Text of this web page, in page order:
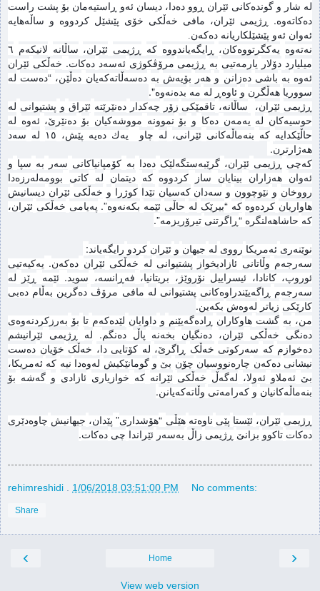
لە شار و گوندەکانی ئێران ڕوو دەدا، دیسان ئەو ڕاستیەمان بۆ پشت راست
دەکاتەوە. ڕژیمی ئێران، مافی خەڵکی خۆی پێشێل کردووە و ساڵەهایە
ئەوان ئەو پێشێلکاریانە دەکەن
نەتەوە یەکگرتووەکان، ڕایگەیاندووە کە ڕژیمی ئێران، ساڵانە لانیکەم ٦
میلیارد دۆلار یارمەتیی بە ڕژیمی مرۆڤکوژی ئەسەد دەکات. خەڵکی ئێران
ئەوە بە باشی دەزانن و هەر بۆیەش بە دەسەڵاتەکەیان دەڵێن، “دەست لە
سووریا هەڵگرن و ئاوەڕ لە مە بدەنەوە".
ڕژیمی ئێران، ساڵانه، تاقمێكی زۆر چەکدار دەنێرێتە ئێراق و پشتیوانی لە
حوسیەکان لە یەمەن دەکا و بۆ نموونە مووشەکیان بۆ دەنێرێ، ئەوە لە
حاڵێکدایە کە بنەماڵەکانی ئێرانی، لە چاو یهك دهیه پێش، ١٥ لە سەد
هەژارترن.
کەچی ڕژیمی ئێران، گرێبەستگەلێک دەدا بە کۆمپانیاکانی سەر بە سپا و
ئەوان
هەزاران بینایان ساز کردووە کە دیتمان لە کاتی
بوومەلەرزەدا
رووخان و نێوچوون و سەدان کەسیان تێدا کوژرا و خەڵکی ئێران دیسانیش
هاواریان کردەوە کە “بیرێک لە حاڵی ئێمە بکەنەوە”. پەیامی خەڵکی ئێران،
کە حاشاهەلنگرە “ ڕاگرتنی تیرۆریزمە”.
نوێنەری ئەمریکا رووی لە جیهان و ئێران کردو رایگەیاند :
سەرجەم وڵاتانی ئازادیخواز پشتیوانی لە خەڵکی ئێران دەکەن. یەکیەتیی
ئوروپ، کانادا، ئیسراییل نۆروێژ، بریتانیا، فەڕانسە، سوید . ئێمە ڕێز
لە
سەرجەم ڕاگەیێندراوەکانی پشتیوانی لە مافی مرۆڤ دەگرین بەڵام دەبی
کارێکی زیاتر لەوەش بکەین.
من، بە گشت هاوکاران ڕادەگەیێنم و داوایان لێدەکەم تا بۆ بەرزکردنەوەی
دەنگی
خەڵکی ئێران، دەنگیان بخەنە پاڵ دەنگم . لە ڕژیمی
ئێرانیشم
دەخوازم كه سەرکوتی خەڵک ڕاگرێ، له كۆتایی دا، خەڵک خۆیان دەست
نیشانی دەکەن چارەنووسیان چۆن بێ و گومانێکیش لەوەدا نیە کە ئەمریکا،
بێ ئەملاو ئەولا، لەگەڵ خەڵکی ئێرانه کە خوازیاری ئازادی و گەشە بۆ
بنەماڵەکانیان و کەرامەتی وڵاتەکەیانن.
ڕژیمی ئێران، ئێستا پێی ناوەتە هێڵی “هۆشداری” پێدان، جیهانیش چاوهدێری
دهكات تاكوو بزانێ ڕژیمی زاڵ بەسەر ئێراندا چی دەکات.
rehimreshidi 1/06/2018 03:51:00 PM No comments:
Share
‹ ›
Home
View web version